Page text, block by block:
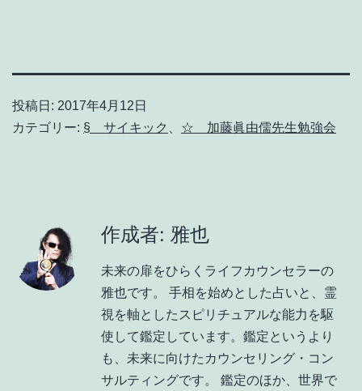
投稿日: 2017年4月12日
カテゴリー: § サイキック ☆ 加藤眞由儒先生勉強会
作成者: 雅也
未来の扉をひらくライフカウンセラーの
雅也です。 手相を始めとした占いと、霊
視を軸としたスピリチュアルな能力を駆
使して鑑定しています。鑑定というより
も、未来に向けたカウンセリング・コン
サルティングです。 鑑定のほか、世界で